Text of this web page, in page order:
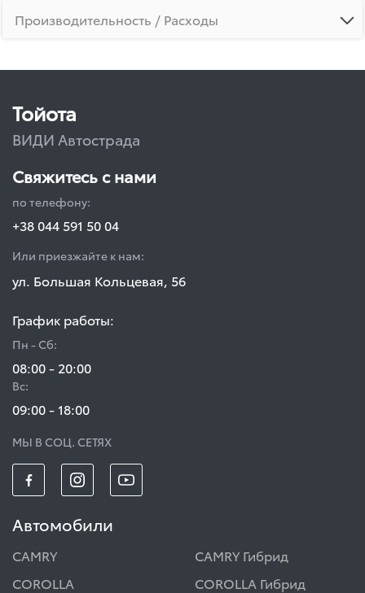
Производительность / Расходы
Тойота
ВИДИ Автострада
Свяжитесь с нами
по телефону:
+38 044 591 50 04
Или приезжайте к нам:
ул. Большая Кольцевая, 56
График работы:
Пн - Сб:
08:00 - 20:00
Вс:
09:00 - 18:00
МЫ В СОЦ. СЕТЯХ
Автомобили
CAMRY
CAMRY Гибрид
COROLLA
COROLLA Гибрид